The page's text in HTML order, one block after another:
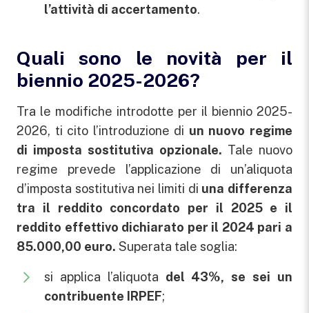
l’attività di accertamento.
Quali sono le novità per il
biennio 2025-2026?
Tra le modifiche introdotte per il biennio 2025-
2026, ti cito l’introduzione di un nuovo regime
di imposta sostitutiva opzionale. Tale nuovo
regime prevede l’applicazione di un’aliquota
d’imposta sostitutiva nei limiti di una differenza
tra il reddito concordato per il 2025 e il
reddito effettivo dichiarato per il 2024 pari a
85.000,00 euro. Superata tale soglia:
si applica l’aliquota del 43%, se sei un
contribuente IRPEF;